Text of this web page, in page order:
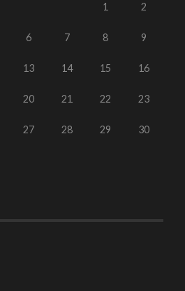
1 2
6 7 8 9
13 14 15 16
20 21 22 23
27 28 29 30